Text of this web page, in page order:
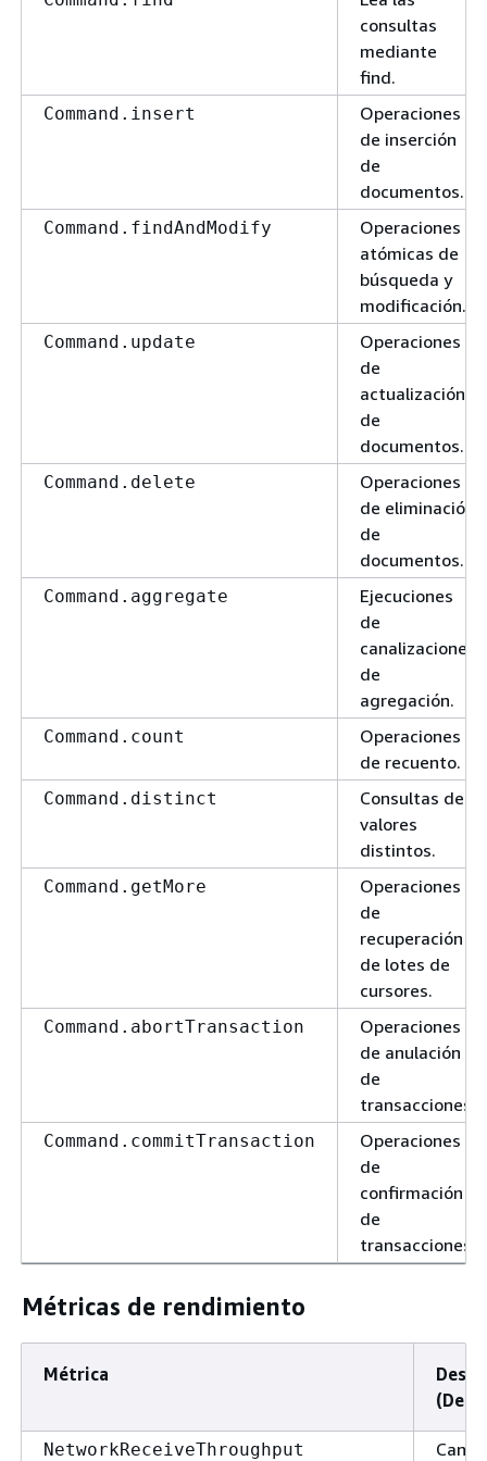
consultas
mediante
find.
Command.insert
Operaciones
de inserción
de
documentos.
Command.findAndModify
Operaciones
atómicas de
búsqueda y
modificación.
Command.update
Operaciones
de
actualización
de
documentos.
Command.delete
Operaciones
de eliminación
de
documentos.
Command.aggregate
Ejecuciones
de
canalizaciones
de
agregación.
Command.count
Operaciones
de recuento.
Command.distinct
Consultas de
valores
distintos.
Command.getMore
Operaciones
de
recuperación
de lotes de
cursores.
Command.abortTransaction
Operaciones
de anulación
de
transacciones.
Command.commitTransaction
Operaciones
de
confirmación
de
transacciones.
Métricas de rendimiento
Métrica
NetworkReceiveThroughput